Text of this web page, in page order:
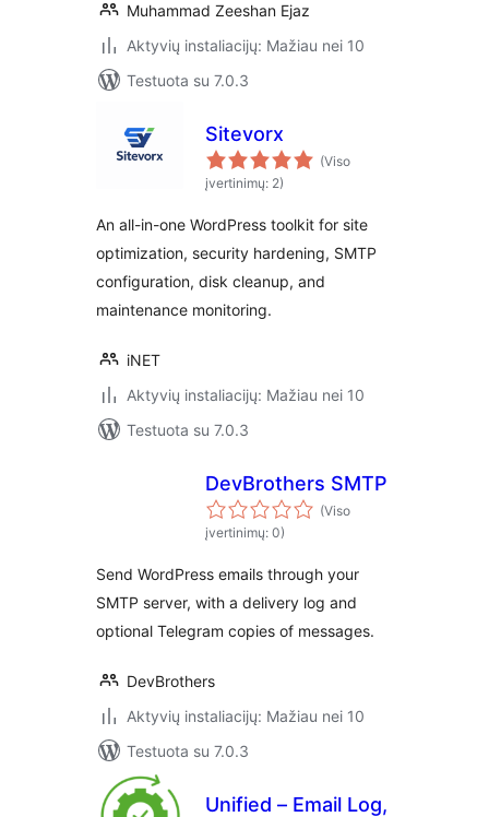
Muhammad Zeeshan Ejaz
Aktyvių instaliacijų: Mažiau nei 10
Testuota su 7.0.3
Sitevorx
(Viso
įvertinimų: 2)
An all-in-one WordPress toolkit for site
optimization, security hardening, SMTP
configuration, disk cleanup, and
maintenance monitoring.
iNET
Aktyvių instaliacijų: Mažiau nei 10
Testuota su 7.0.3
DevBrothers SMTP
(Viso
įvertinimų: 0)
Send WordPress emails through your
SMTP server, with a delivery log and
optional Telegram copies of messages.
DevBrothers
Aktyvių instaliacijų: Mažiau nei 10
Testuota su 7.0.3
Unified – Email Log,